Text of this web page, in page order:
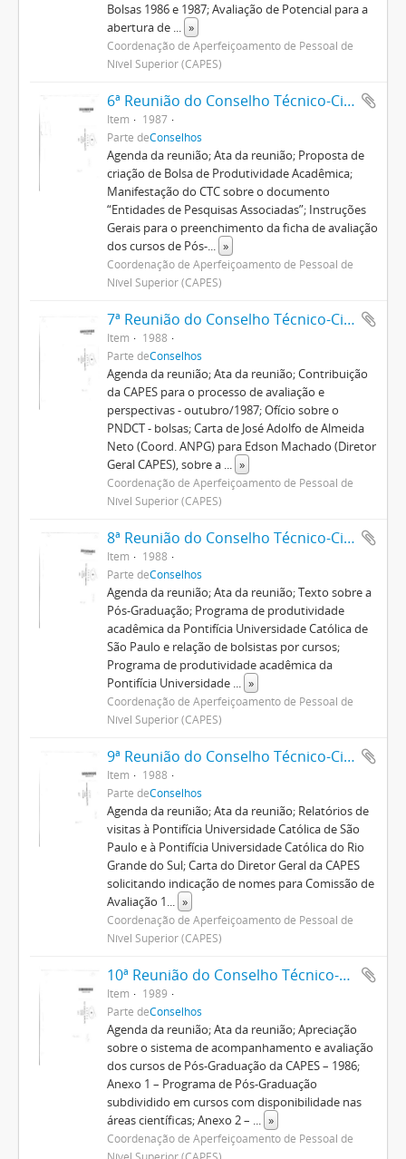
Bolsas 1986 e 1987; Avaliação de Potencial para a
abertura de ... »
Coordenação de Aperfeiçoamento de Pessoal de
Nível Superior (CAPES)
6ª Reunião do Conselho Técnico-Científico
Item
1987
Parte deConselhos
Agenda da reunião; Ata da reunião; Proposta de
criação de Bolsa de Produtividade Acadêmica;
Manifestação do CTC sobre o documento
“Entidades de Pesquisas Associadas”; Instruções
Gerais para o preenchimento da ficha de avaliação
dos cursos de Pós-... »
Coordenação de Aperfeiçoamento de Pessoal de
Nível Superior (CAPES)
7ª Reunião do Conselho Técnico-Científico
Item
1988
Parte deConselhos
Agenda da reunião; Ata da reunião; Contribuição
da CAPES para o processo de avaliação e
perspectivas - outubro/1987; Ofício sobre o
PNDCT - bolsas; Carta de José Adolfo de Almeida
Neto (Coord. ANPG) para Edson Machado (Diretor
Geral CAPES), sobre a ... »
Coordenação de Aperfeiçoamento de Pessoal de
Nível Superior (CAPES)
8ª Reunião do Conselho Técnico-Científico
Item
1988
Parte deConselhos
Agenda da reunião; Ata da reunião; Texto sobre a
Pós-Graduação; Programa de produtividade
acadêmica da Pontifícia Universidade Católica de
São Paulo e relação de bolsistas por cursos;
Programa de produtividade acadêmica da
Pontifícia Universidade ... »
Coordenação de Aperfeiçoamento de Pessoal de
Nível Superior (CAPES)
9ª Reunião do Conselho Técnico-Científico
Item
1988
Parte deConselhos
Agenda da reunião; Ata da reunião; Relatórios de
visitas à Pontifícia Universidade Católica de São
Paulo e à Pontifícia Universidade Católica do Rio
Grande do Sul; Carta do Diretor Geral da CAPES
solicitando indicação de nomes para Comissão de
Avaliação 1... »
Coordenação de Aperfeiçoamento de Pessoal de
Nível Superior (CAPES)
10ª Reunião do Conselho Técnico-Científico
Item
1989
Parte deConselhos
Agenda da reunião; Ata da reunião; Apreciação
sobre o sistema de acompanhamento e avaliação
dos cursos de Pós-Graduação da CAPES – 1986;
Anexo 1 – Programa de Pós-Graduação
subdividido em cursos com disponibilidade nas
áreas científicas; Anexo 2 – ... »
Coordenação de Aperfeiçoamento de Pessoal de